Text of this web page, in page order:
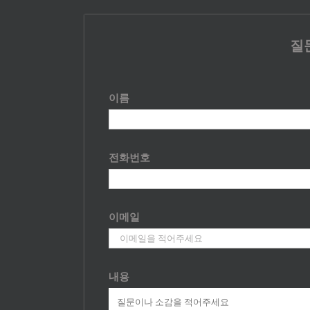
질
이름
전화번호
이메일
내용